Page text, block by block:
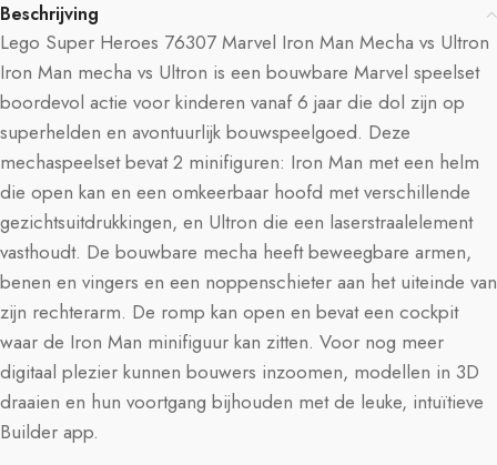
Beschrijving
Lego Super Heroes 76307 Marvel Iron Man Mecha vs Ultron
Iron Man mecha vs Ultron is een bouwbare Marvel speelset
boordevol actie voor kinderen vanaf 6 jaar die dol zijn op
superhelden en avontuurlijk bouwspeelgoed. Deze
mechaspeelset bevat 2 minifiguren: Iron Man met een helm
die open kan en een omkeerbaar hoofd met verschillende
gezichtsuitdrukkingen, en Ultron die een laserstraalelement
vasthoudt. De bouwbare mecha heeft beweegbare armen,
benen en vingers en een noppenschieter aan het uiteinde van
zijn rechterarm. De romp kan open en bevat een cockpit
waar de Iron Man minifiguur kan zitten. Voor nog meer
digitaal plezier kunnen bouwers inzoomen, modellen in 3D
draaien en hun voortgang bijhouden met de leuke, intuïtieve
Builder app.